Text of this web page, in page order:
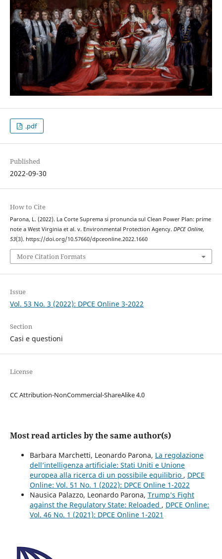
.pdf
Published
2022-09-30
How to Cite
Parona, L. (2022). La Corte Suprema si pronuncia sul Clean Power Plan: prime
note a West Virginia et al. v. Environmental Protection Agency. DPCE Online,
53(3). https://doi.org/10.57660/dpceonline.2022.1660
More Citation Formats
Issue
Vol. 53 No. 3 (2022): DPCE Online 3-2022
Section
Casi e questioni
License
CC Attribution-NonCommercial-ShareAlike 4.0
Most read articles by the same author(s)
Barbara Marchetti, Leonardo Parona, La regolazione
dell’intelligenza artificiale: Stati Uniti e Unione
europea alla ricerca di un possibile equilibrio , DPCE
Online: Vol. 51 No. 1 (2022): DPCE Online 1-2022
Nausica Palazzo, Leonardo Parona, Trump’s Fight
against the Regulatory State: Reloaded , DPCE Online:
Vol. 46 No. 1 (2021): DPCE Online 1-2021